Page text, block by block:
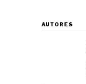
AUTORES